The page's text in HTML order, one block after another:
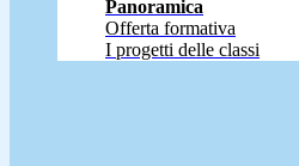
Panoramica
Offerta formativa
I progetti delle classi